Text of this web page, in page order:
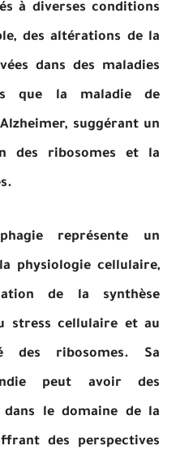
à diverses conditions
des altérations de la
dans des maladies
que la maladie de
suggérant un
des ribosomes et la
représente un
physiologie cellulaire,
de la synthèse
stress cellulaire et au
des ribosomes. Sa
peut avoir des
le domaine de la
des perspectives